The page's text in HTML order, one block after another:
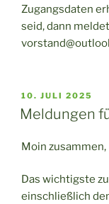
Zugangsdaten
seid, dann
VERÖFFENTLICHT
AM
10. JULI 2025
Meldungen
Moin zusammen,
Das wichtigste
einschließlich